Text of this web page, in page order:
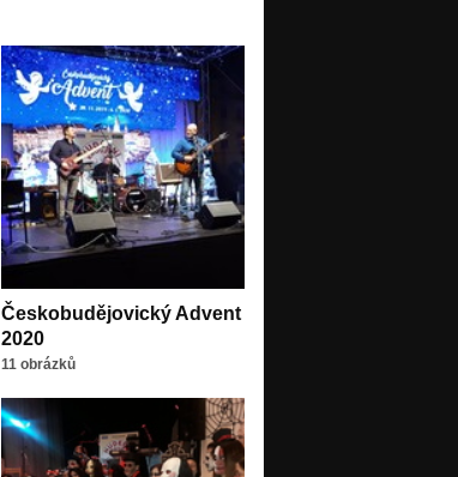
Českobudějovický Advent
2020
11 obrázků